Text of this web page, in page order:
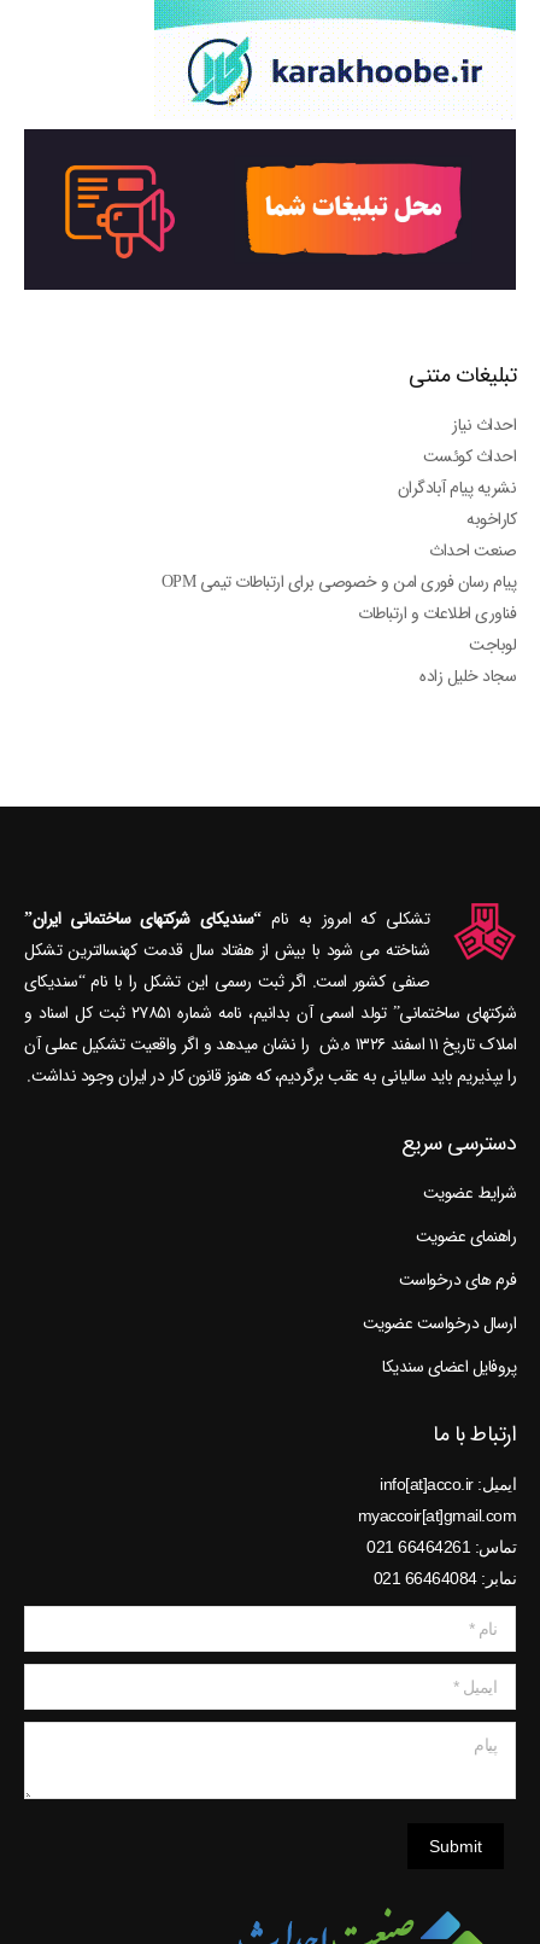
تبلیغات متنی
احداث نیاز
احداث کوئست
نشریه پیام آبادگران
کاراخوبه
صنعت احداث
پیام رسان فوری امن و خصوصی برای ارتباطات تیمی OPM
فناوری اطلاعات و ارتباطات
لوباجت
سجاد خلیل زاده
تشکلی که امروز به نام“سندیکای شرکتهای ساختمانی ایران”
شناخته می‎ شود با بیش از هفتاد سال قدمت کهنسال‎ترین تشکل
صنفی کشور است. اگر ثبت رسمی این تشکل را با نام “سندیکای
شرکتهای ساختمانی” تولد اسمی آن بدانیم، نامه شماره ۲۷۸۵۱ ثبت کل اسناد و
املاک تاریخ ۱۱ اسفند ۱۳۲۶ ه.ش را نشان می‎دهد و اگر واقعیت تشکیل عملی آن
را بپذیریم باید سالیانی به عقب برگردیم، که هنوز قانون کار در ایران وجود نداشت.
دسترسی سریع
شرایط عضویت
راهنمای عضویت
فرم های درخواست
ارسال درخواست عضویت
پروفایل اعضای سندیکا
ارتباط با ما
ایمیل: info[at]acco.ir
myaccoir[at]gmail.com
تماس: 66464261 021
نمابر: 66464084 021
نام *
ایمیل *
Submit